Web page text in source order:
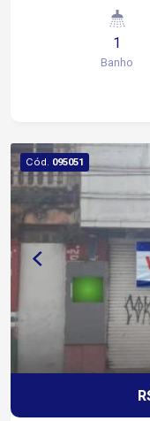
1
Banho
Cód. 095051